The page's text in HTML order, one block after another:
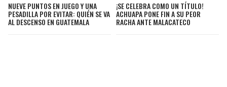
NUEVE PUNTOS EN JUEGO Y UNA
PESADILLA POR EVITAR: QUIÉN SE VA
AL DESCENSO EN GUATEMALA
¡SE CELEBRA COMO UN TÍTULO!
ACHUAPA PONE FIN A SU PEOR
RACHA ANTE MALACATECO